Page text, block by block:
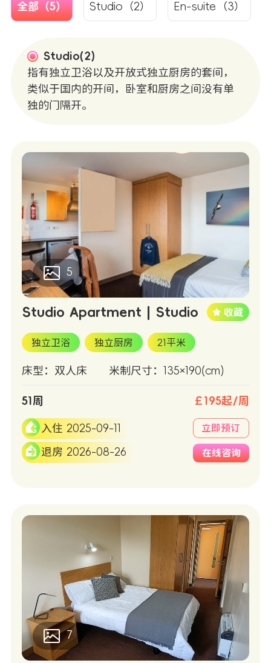
全部（5） Studio（2） En-suite（3）
Studio(2)
指有独立卫浴以及开放式独立厨房的套间，
类似于国内的开间，卧室和厨房之间没有单
独的门隔开。
5
Studio Apartment | Studio
独立卫浴 独立厨房 21平米
床型：双人床 米制尺寸：135×190(cm)
51周 ￡195起/周
入住 2025-09-11
退房 2026-08-26
立即预订
在线咨询
7